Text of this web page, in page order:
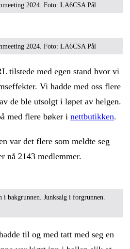
2024. Foto: LA6CSA Pål
2024. Foto: LA6CSA Pål
tilstede med egen stand hvor vi
Vi hadde med oss flere
de ble utsolgt i løpet av helgen.
med flere bøker i nettbutikken.
var det flere som meldte seg
nå 2143 medlemmer.
i bakgrunnen. Junksalg i forgrunnen.
til og med tatt med seg en